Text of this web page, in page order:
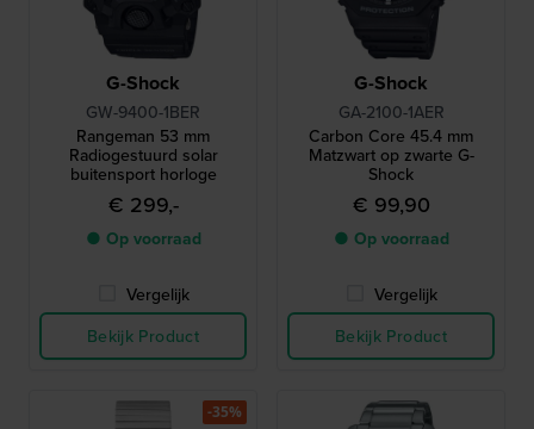
G-Shock
GW-9400-1BER
Rangeman 53 mm
Radiogestuurd solar
buitensport horloge
€ 299,-
● Op voorraad
Vergelijk
Bekijk Product
G-Shock
GA-2100-1AER
Carbon Core 45.4 mm
Matzwart op zwarte G-
Shock
€ 99,90
● Op voorraad
Vergelijk
Bekijk Product
-35%